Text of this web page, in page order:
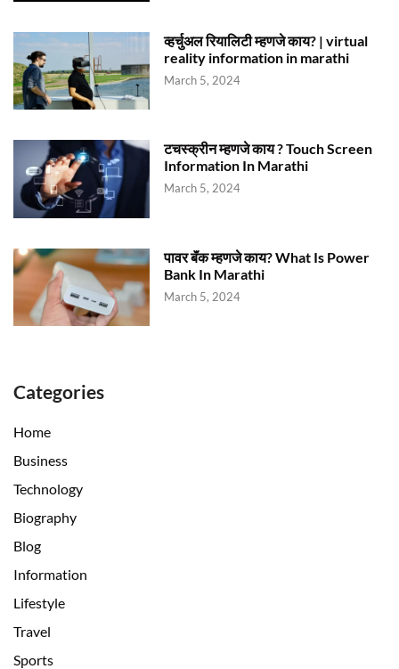
व्हर्चुअल रियालिटी म्हणजे काय? | virtual
reality information in marathi
March 5, 2024
टचस्क्रीन म्हणजे काय ? Touch Screen
Information In Marathi
March 5, 2024
पावर बॅंक म्हणजे काय? What Is Power
Bank In Marathi
March 5, 2024
Categories
Home
Business
Technology
Biography
Blog
Information
Lifestyle
Travel
Sports